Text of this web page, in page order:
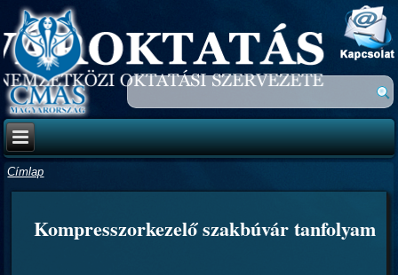
Címlap
Kompresszorkezelő szakbúvár tanfolyam